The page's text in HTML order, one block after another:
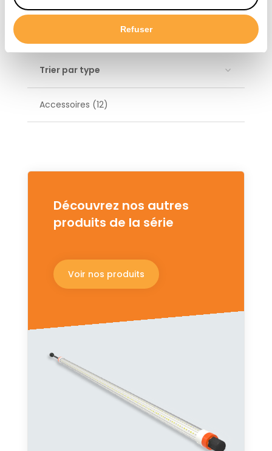
Refuser
Élevage de poules pondeuses (13)
Élevage porcin (22)
Trier par type
Accessoires (12)
Découvrez nos autres
produits de la série
Voir nos produits